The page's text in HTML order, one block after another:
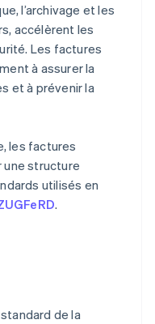
l’archivage et les
accélèrent les
Les factures
à assurer la
et à prévenir la
les factures
structure
utilisés en
.
de la